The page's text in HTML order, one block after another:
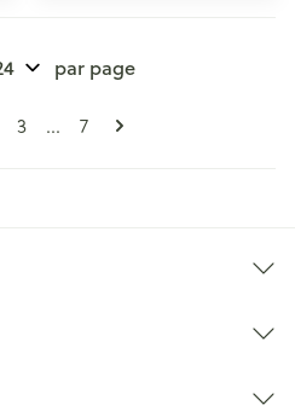
Pages
lisez actuellement la page
Page
3 ... Page
7
par page